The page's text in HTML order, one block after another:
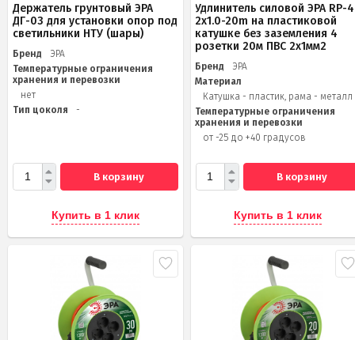
Держатель грунтовый ЭРА
ДГ-03 для установки опор под
светильники НТУ (шары)
Бренд
ЭРА
Температурные ограничения
хранения и перевозки
нет
Тип цоколя
-
В корзину
Купить в 1 клик
Удлинитель силовой ЭРА RP-
2x1.0-20m на пластиковой
катушке без заземления 4
розетки 20м ПВС 2х1мм2
Бренд
ЭРА
Материал
Катушка - пластик, рама - металл
Температурные ограничения
хранения и перевозки
от -25 до +40 градусов
В корзину
Купить в 1 клик